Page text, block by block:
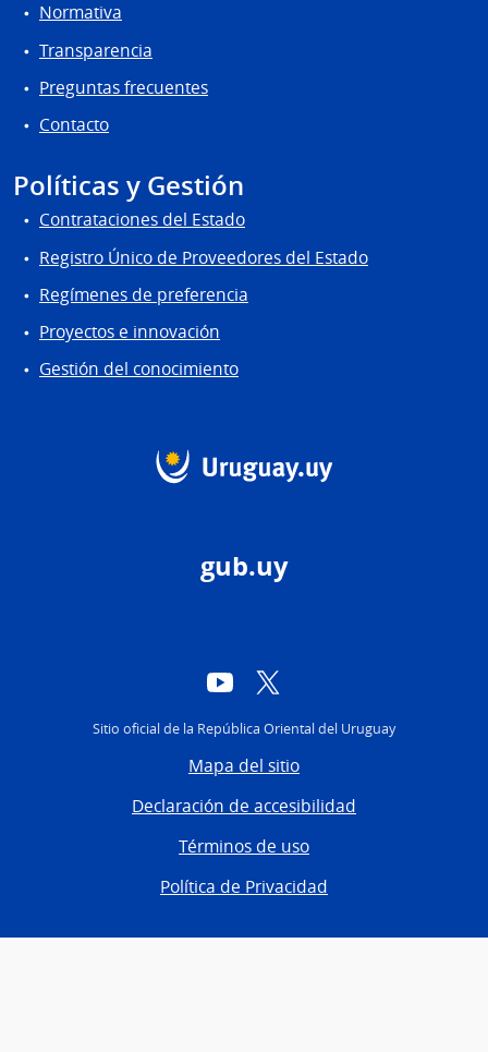
Normativa
Transparencia
Preguntas frecuentes
Contacto
Políticas y Gestión
Contrataciones del Estado
Registro Único de Proveedores del Estado
Regímenes de preferencia
Proyectos e innovación
Gestión del conocimiento
gub.uy
YouTube
Sitio oficial de la República Oriental del Uruguay
Mapa del sitio
Declaración de accesibilidad
Términos de uso
Política de Privacidad